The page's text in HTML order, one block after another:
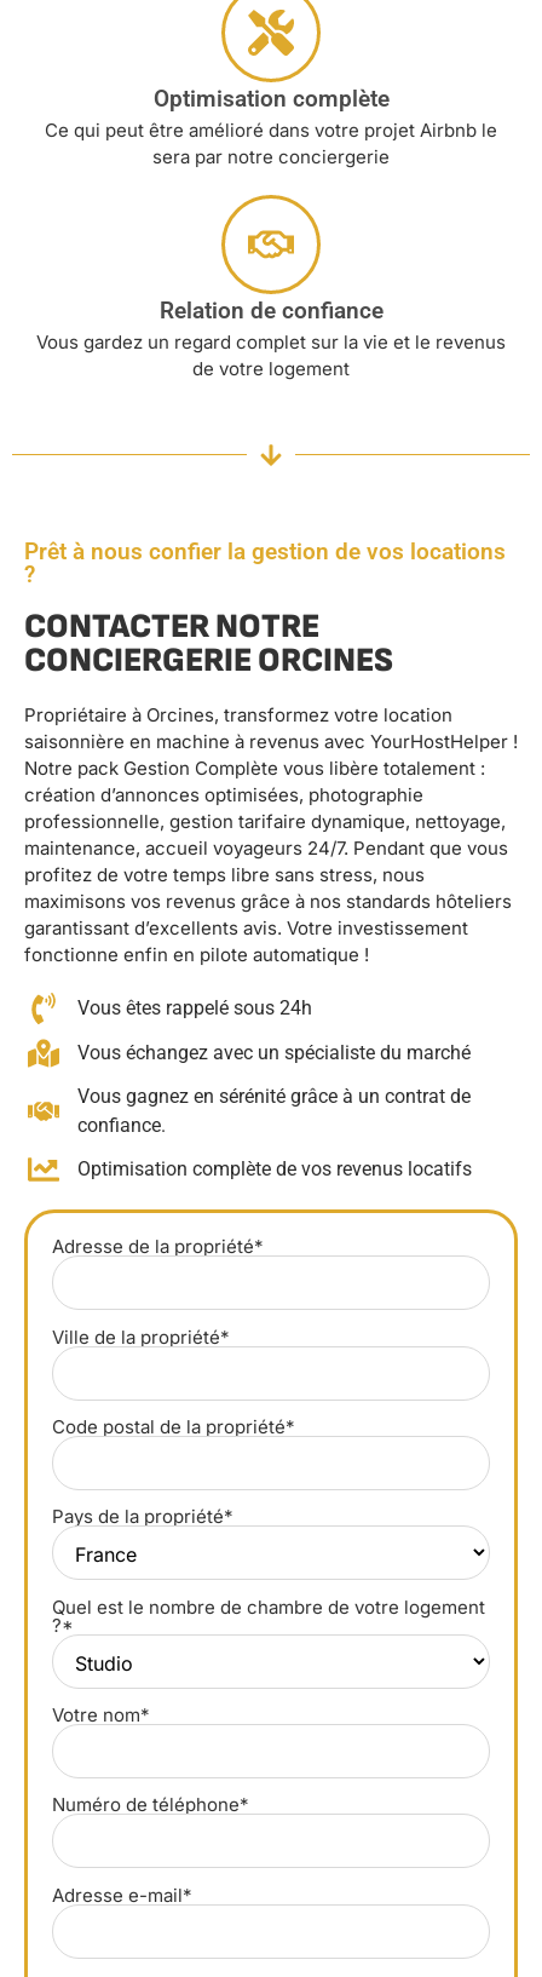
Optimisation complète
Ce qui peut être amélioré dans votre projet Airbnb le
sera par notre conciergerie
Relation de confiance
Vous gardez un regard complet sur la vie et le revenus
de votre logement
Prêt à nous confier la gestion de vos locations
?
CONTACTER NOTRE
CONCIERGERIE ORCINES
Propriétaire à Orcines, transformez votre location
saisonnière en machine à revenus avec YourHostHelper !
Notre pack Gestion Complète vous libère totalement :
création d’annonces optimisées, photographie
professionnelle, gestion tarifaire dynamique, nettoyage,
maintenance, accueil voyageurs 24/7. Pendant que vous
profitez de votre temps libre sans stress, nous
maximisons vos revenus grâce à nos standards hôteliers
garantissant d’excellents avis. Votre investissement
fonctionne enfin en pilote automatique !
Vous êtes rappelé sous 24h
Vous échangez avec un spécialiste du marché
Vous gagnez en sérénité grâce à un contrat de
confiance.
Optimisation complète de vos revenus locatifs
Adresse de la propriété*
Ville de la propriété*
Code postal de la propriété*
Pays de la propriété*
Quel est le nombre de chambre de votre logement
?*
Votre nom*
Numéro de téléphone*
Adresse e-mail*